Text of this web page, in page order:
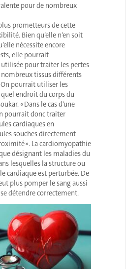
pour de nombreux
plus prometteurs de cette
Bien qu’elle n’en soit
nécessite encore
elle pourrait
pour traiter les pertes
tissus différents
pourrait utiliser les
endroit du corps du
« Dans le cas d’une
pourrait donc traiter
cardiaques en
souches directement
». La cardiomyopathie
désignant les maladies du
lesquelles la structure ou
cardiaque est perturbée. De
plus pomper le sang aussi
détendre correctement.